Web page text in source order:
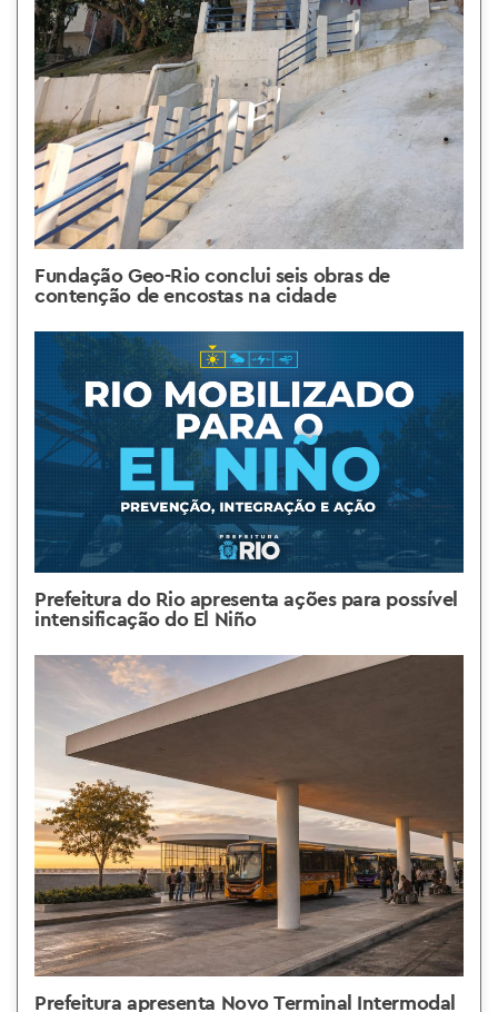
Fundação Geo-Rio conclui seis obras de
contenção de encostas na cidade
Prefeitura do Rio apresenta ações para possível
intensificação do El Niño
Prefeitura apresenta Novo Terminal Intermodal